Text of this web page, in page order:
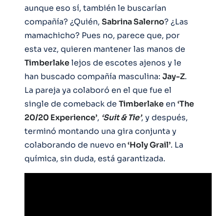
aunque eso sí, también le buscarían
compañía? ¿Quién, Sabrina Salerno? ¿Las
mamachicho? Pues no, parece que, por
esta vez, quieren mantener las manos de
Timberlakelejos de escotes ajenos y le
han buscado compañía masculina: Jay-Z.
La pareja ya colaboró en el que fue el
single de comeback de Timberlakeen ‘The
20/20 Experience’, ‘Suit & Tie’, y después,
terminó montando una gira conjunta y
colaborando de nuevo en‘Holy Grail’. La
química, sin duda, está garantizada.